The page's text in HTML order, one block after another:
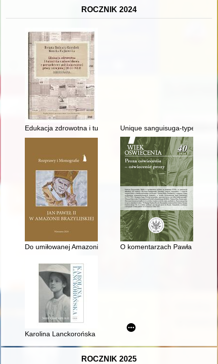
ROCZNIK 2024
Edukacja zdrowotna i turystyka uzdrowiskowa z perspektywy
Unique sanguisuga-type
Do umiłowanej Amazonii" : podróż apostolska Jana Pawła II
O komentarzach Pawła
Karolina Lanckorońska : historia sztuki z wielką historią w tle
ROCZNIK 2025